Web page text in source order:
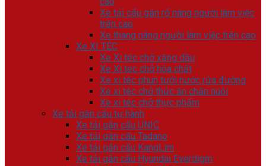
Xe tải cẩu gắn rổ nâng người làm việc
trên cao
Xe thang nâng người làm việc trên cao
Xe XI TÉC
Xe Xi téc chở xăng dầu
Xe Xi tec chở hóa chất
Xe xi téc phun tưới nước rửa đường
Xe xi téc chở thức ăn chăn nuôi
Xe xi téc chở thực phẩm
Xe tải gắn cẩu tự hành
Xe tải gắn cẩu UNIC
Xe tải gắn cẩu Tadano
Xe tải gắn cẩu KangLim
Xe tải gắn cẩu Hyundai Everdigm